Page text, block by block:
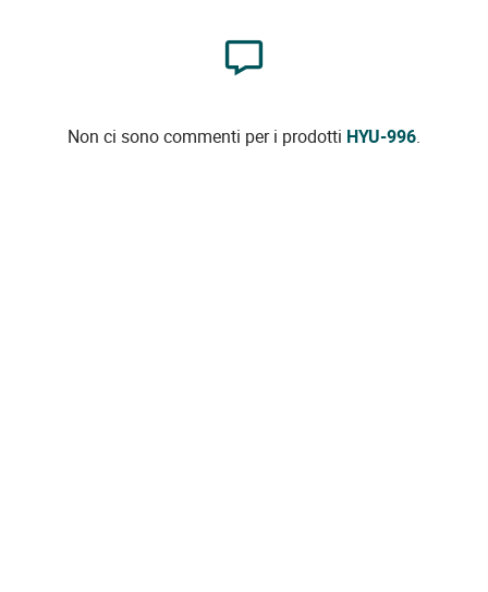
Non ci sono commenti per i prodotti HYU-996.